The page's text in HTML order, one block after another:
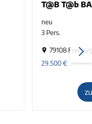
T@B T@b
neu
3 Pers.
79108
29.500€